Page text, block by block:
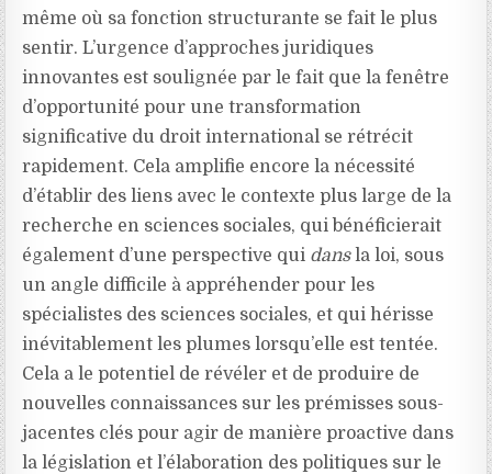
même où sa fonction structurante se fait le plus
sentir. L’urgence d’approches juridiques
innovantes est soulignée par le fait que la fenêtre
d’opportunité pour une transformation
significative du droit international se rétrécit
rapidement. Cela amplifie encore la nécessité
d’établir des liens avec le contexte plus large de la
recherche en sciences sociales, qui bénéficierait
également d’une perspective qui dansla loi, sous
un angle difficile à appréhender pour les
spécialistes des sciences sociales, et qui hérisse
inévitablement les plumes lorsqu’elle est tentée.
Cela a le potentiel de révéler et de produire de
nouvelles connaissances sur les prémisses sous-
jacentes clés pour agir de manière proactive dans
la législation et l’élaboration des politiques sur le